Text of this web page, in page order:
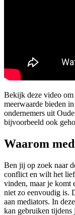
Bekijk deze video om
meerwaarde bieden
ondernemers uit
bijvoorbeeld ook
Waarom
Ben jij op zoek naar
conflict en wilt het
vinden, maar je komt
niet zo eenvoudig is.
aan mediators. In
kan gebruiken tijdens